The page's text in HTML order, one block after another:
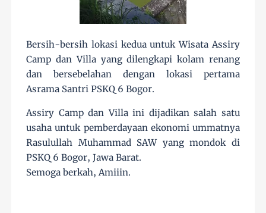
Bersih-bersih lokasi kedua untuk Wisata Assiry
Camp dan Villa yang dilengkapi kolam renang
dan bersebelahan dengan lokasi pertama
Asrama Santri PSKQ 6 Bogor.
Assiry Camp dan Villa ini dijadikan salah satu
usaha untuk pemberdayaan ekonomi ummatnya
Rasulullah Muhammad SAW yang mondok di
PSKQ 6 Bogor, Jawa Barat.
Semoga berkah, Amiiin.